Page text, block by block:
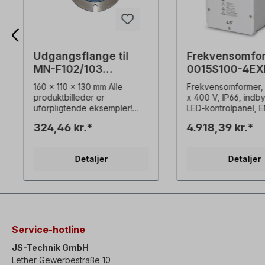
Udgangsflange til
MN-F102/103
standard
160 x 110 x 130 mm Alle
produktbilleder er
uforpligtende eksempler!
tekniske ændringer.
324,46 kr.*
Detaljer
0015S100-
Frekvensomformer,
x 400 V, IP66,
LED-kontrolpanel,
IP66/NEMA4X med
højt startmoment på
effekttæthed,
dimensioner,
med globale
UL, cUL Brug
150% i løbet af 1
4.918,39 kr.*
Detaljer
Service-hotline
JS-Technik GmbH
Lether Gewerbestraße 10